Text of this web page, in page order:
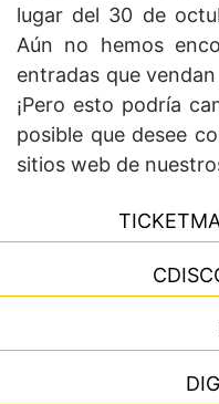
lugar del 30 de
Aún no hemos
entradas que
¡Pero esto podría
posible que desee
sitios web de